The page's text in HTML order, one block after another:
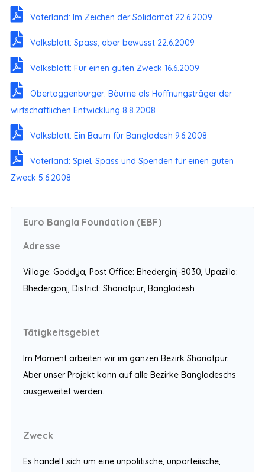
Vaterland: Im Zeichen der Solidarität 22.6.2009
Volksblatt: Spass, aber bewusst 22.6.2009
Volksblatt: Für einen guten Zweck 16.6.2009
Obertoggenburger: Bäume als Hoffnungsträger der
wirtschaftlichen Entwicklung 8.8.2008
Volksblatt: Ein Baum für Bangladesh 9.6.2008
Vaterland: Spiel, Spass und Spenden für einen guten
Zweck 5.6.2008
Euro Bangla Foundation (EBF)
Adresse
Village: Goddya, Post Office: Bhederginj-8030, Upazilla:
Bhedergonj, District: Shariatpur, Bangladesh
Tätigkeitsgebiet
Im Moment arbeiten wir im ganzen Bezirk Shariatpur.
Aber unser Projekt kann auf alle Bezirke Bangladeschs
ausgeweitet werden.
Zweck
Es handelt sich um eine unpolitische, unparteiische,